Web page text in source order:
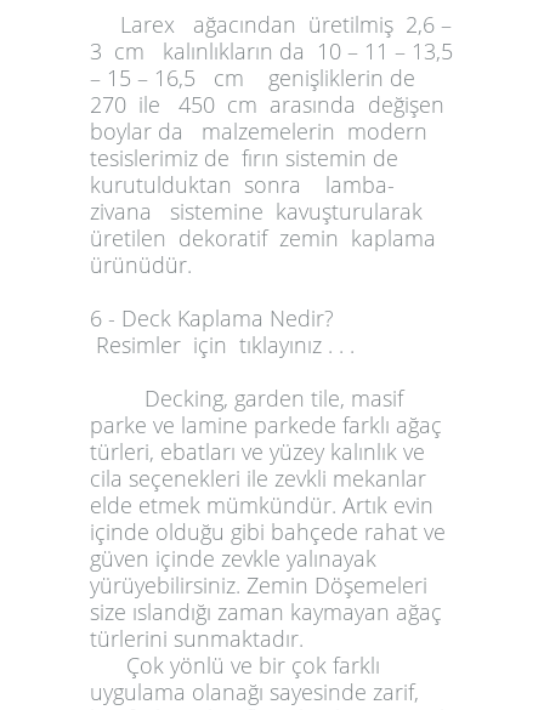
Larex ağacından üretilmiş 2,6 –
3 cm kalınlıkların da 10 – 11 – 13,5
– 15 – 16,5 cm genişliklerin de
270 ile 450 cm arasında değişen
boylar da malzemelerin modern
tesislerimiz de fırın sistemin de
kurutulduktan sonra lamba-
zivana sistemine kavuşturularak
üretilen dekoratif zemin kaplama
ürünüdür.
6 - Deck Kaplama Nedir?
Resimler için tıklayınız . . .
Decking, garden tile, masif
parke ve lamine parkede farklı ağaç
türleri, ebatları ve yüzey kalınlık ve
cila seçenekleri ile zevkli mekanlar
elde etmek mümkündür. Artık evin
içinde olduğu gibi bahçede rahat ve
güven içinde zevkle yalınayak
yürüyebilirsiniz. Zemin Döşemeleri
size ıslandığı zaman kaymayan ağaç
türlerini sunmaktadır.
Çok yönlü ve bir çok farklı
uygulama olanağı sayesinde zarif,